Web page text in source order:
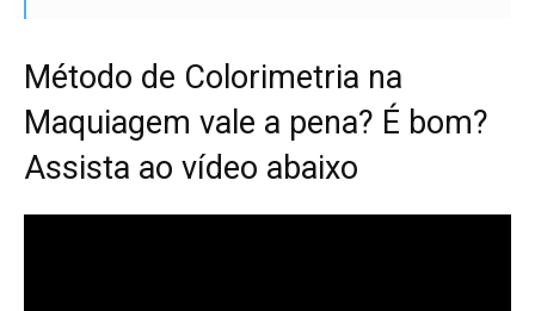
Método de Colorimetria na
Maquiagem vale a pena? É bom?
Assista ao vídeo abaixo